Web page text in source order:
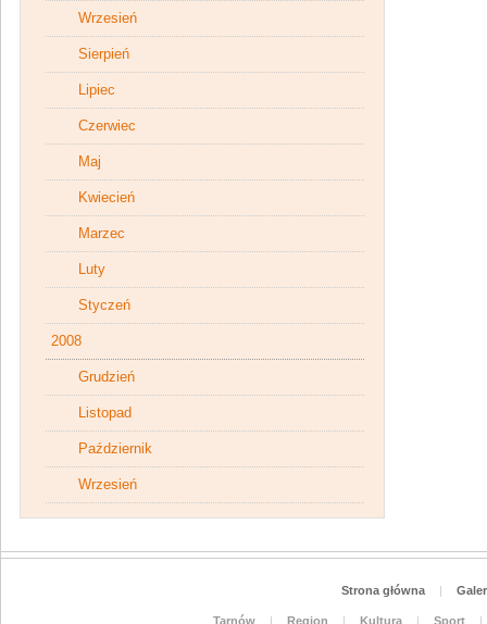
Wrzesień
Sierpień
Lipiec
Czerwiec
Maj
Kwiecień
Marzec
Luty
Styczeń
2008
Grudzień
Listopad
Październik
Wrzesień
Strona główna |
Tarnów | Region | Kultura | Sport
|